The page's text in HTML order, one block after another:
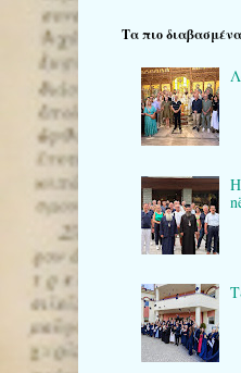
Τα πιο